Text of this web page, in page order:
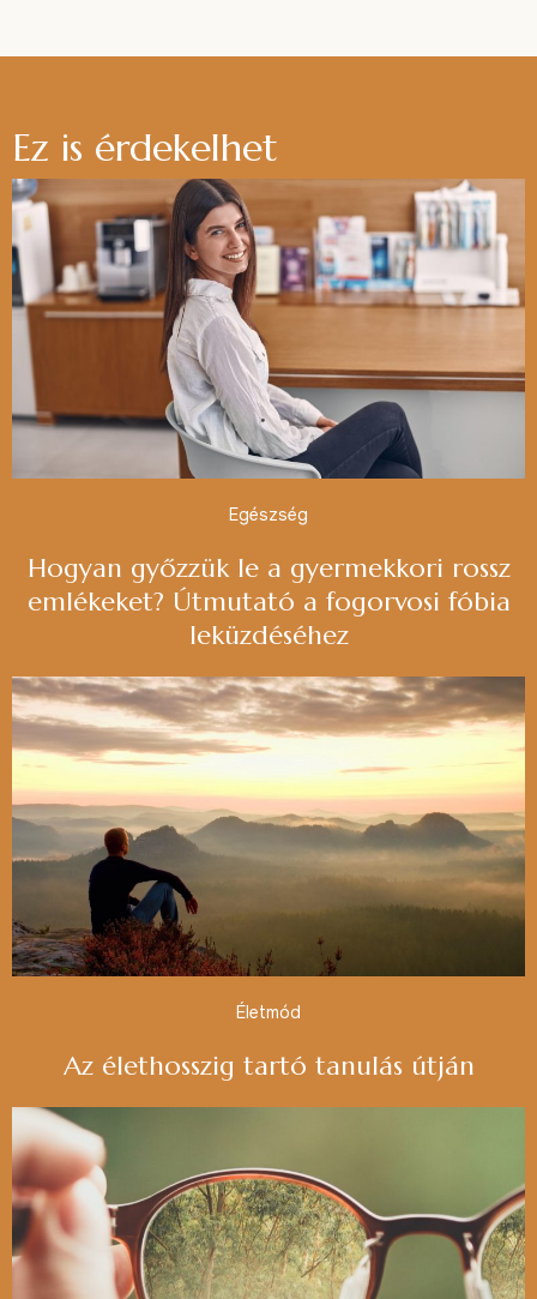
Ez is érdekelhet
Egészség
Hogyan győzzük le a gyermekkori rossz
emlékeket? Útmutató a fogorvosi fóbia
leküzdéséhez
Életmód
Az élethosszig tartó tanulás útján